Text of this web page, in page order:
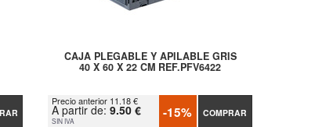
CAJA PLEGABLE Y APILABLE GRIS
40 X 60 X 22 CM REF.PFV6422
Precio anterior 11.18 €
A partir de:9.50 €
SIN IVA -15% COMPRAR